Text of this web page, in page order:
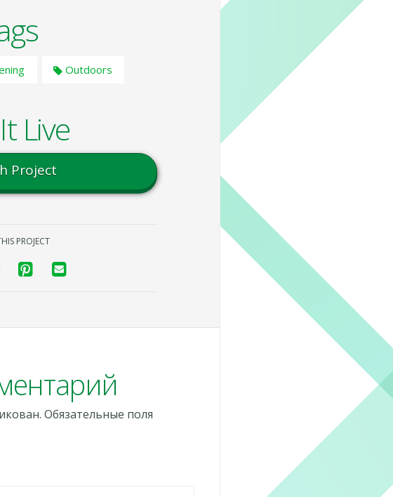
Outdoors
Live
Project
PROJECT
Обязательные поля